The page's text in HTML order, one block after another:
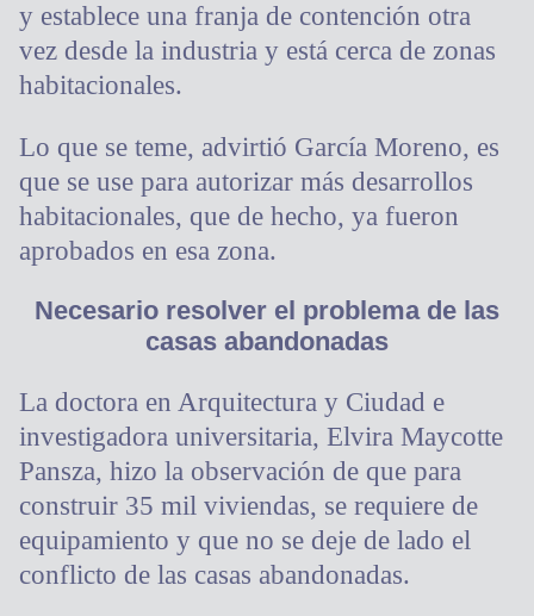
y establece una franja de contención otra
vez desde la industria y está cerca de zonas
habitacionales.
Lo que se teme, advirtió García Moreno, es
que se use para autorizar más desarrollos
habitacionales, que de hecho, ya fueron
aprobados en esa zona.
Necesario resolver el problema de las
casas abandonadas
La doctora en Arquitectura y Ciudad e
investigadora universitaria, Elvira Maycotte
Pansza, hizo la observación de que para
construir 35 mil viviendas, se requiere de
equipamiento y que no se deje de lado el
conflicto de las casas abandonadas.